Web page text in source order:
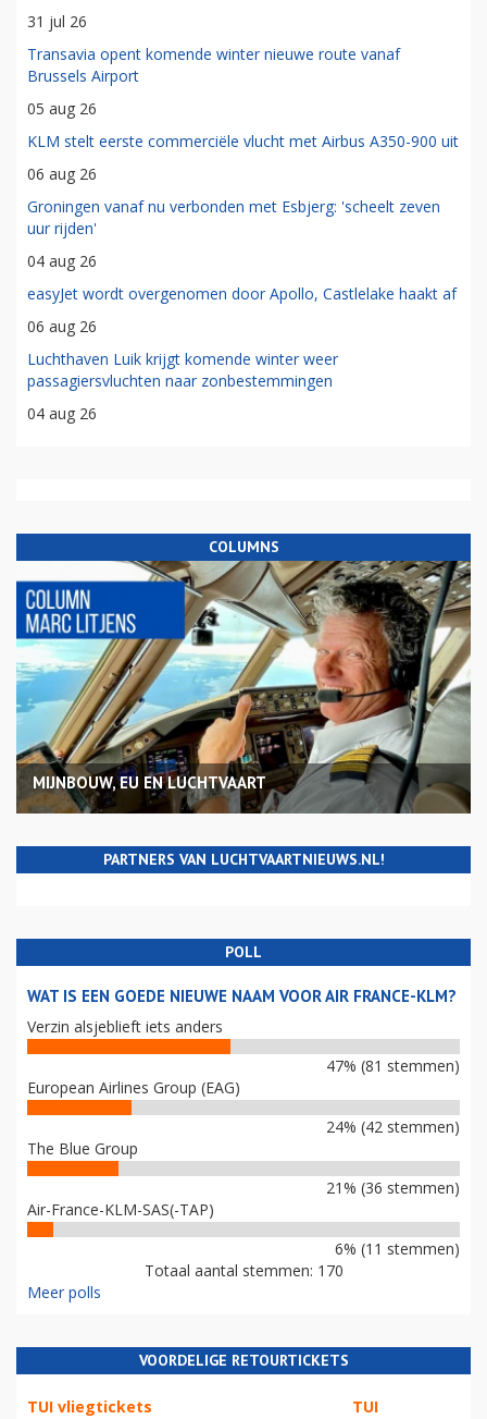
31 jul 26
Transavia opent komende winter nieuwe route vanaf
Brussels Airport
05 aug 26
KLM stelt eerste commerciële vlucht met Airbus A350-900 uit
06 aug 26
Groningen vanaf nu verbonden met Esbjerg: 'scheelt zeven
uur rijden'
04 aug 26
easyJet wordt overgenomen door Apollo, Castlelake haakt af
06 aug 26
Luchthaven Luik krijgt komende winter weer
passagiersvluchten naar zonbestemmingen
04 aug 26
COLUMNS
MIJNBOUW, EU EN LUCHTVAART
PARTNERS VAN LUCHTVAARTNIEUWS.NL!
POLL
WAT IS EEN GOEDE NIEUWE NAAM VOOR AIR FRANCE-KLM?
Verzin alsjeblieft iets anders
47% (81 stemmen)
European Airlines Group (EAG)
24% (42 stemmen)
The Blue Group
21% (36 stemmen)
Air-France-KLM-SAS(-TAP)
6% (11 stemmen)
Totaal aantal stemmen: 170
Meer polls
VOORDELIGE RETOURTICKETS
TUI vliegtickets TUI